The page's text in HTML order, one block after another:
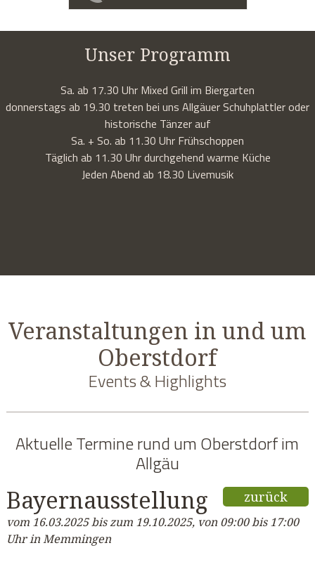
Unser Programm
Sa. ab 17.30 Uhr Mixed Grill im Biergarten
donnerstags ab 19.30 treten bei uns Allgäuer Schuhplattler oder
historische Tänzer auf
Sa. + So. ab 11.30 Uhr Frühschoppen
Täglich ab 11.30 Uhr durchgehend warme Küche
Jeden Abend ab 18.30 Livemusik
Veranstaltungen in und um
Oberstdorf
Events & Highlights
Aktuelle Termine rund um Oberstdorf im
Allgäu
zurück
Bayernausstellung
vom 16.03.2025 bis zum 19.10.2025, von 09:00 bis 17:00
Uhr in Memmingen